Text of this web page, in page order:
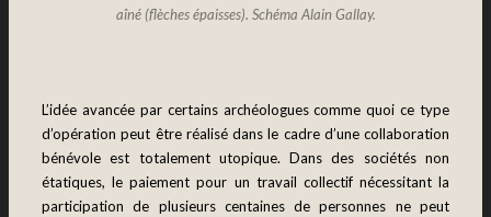
aîné (flèches épaisses). Schéma Alain Gallay.
L’idée avancée par certains archéologues comme quoi ce type
d’opération peut être réalisé dans le cadre d’une collaboration
bénévole est totalement utopique. Dans des sociétés non
étatiques, le paiement pour un travail collectif nécessitant la
participation de plusieurs centaines de personnes ne peut